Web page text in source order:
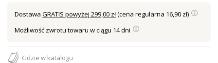
Dostawa GRATIS powyżej 299,00 zł(cena regularna 16,90 zł)
Możliwość zwrotu towaru w ciągu 14 dni
Gdzie w katalogu